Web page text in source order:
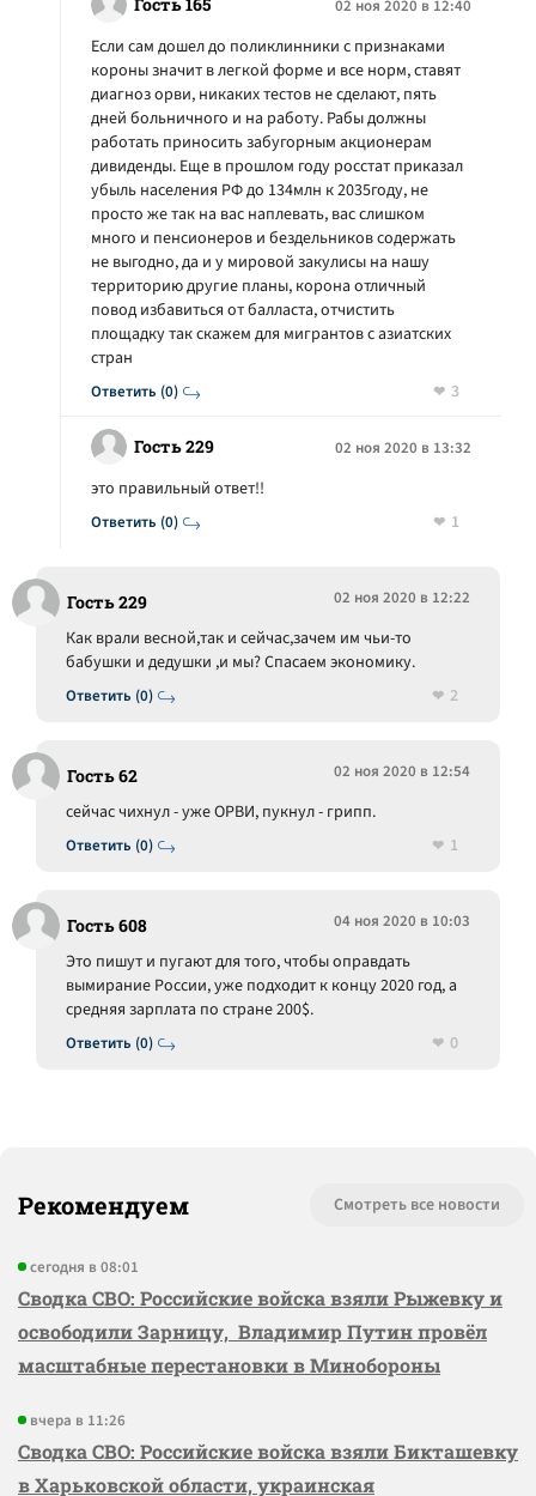
02 ноя 2020 в 12:40
Ответить (0)
Если сам дошел до поликлинники с признаками
короны значит в легкой форме и все норм, ставят
диагноз орви, никаких тестов не сделают, пять
дней больничного и на работу. Рабы должны
работать приносить забугорным акционерам
дивиденды. Еще в прошлом году росстат приказал
убыль населения РФ до 134млн к 2035году, не
просто же так на вас наплевать, вас слишком
много и пенсионеров и бездельников содержать
не выгодно, да и у мировой закулисы на нашу
территорию другие планы, корона отличный
повод избавиться от балласта, отчистить
площадку так скажем для мигрантов с азиатских
стран
3
Гость 229 02 ноя 2020 в 13:32
Ответить (0)
это правильный ответ!!
1
Гость 229 02 ноя 2020 в 12:22
Ответить (0)
Как врали весной,так и сейчас,зачем им чьи-то
бабушки и дедушки ,и мы? Спасаем экономику.
2
Гость 62 02 ноя 2020 в 12:54
Ответить (0)
сейчас чихнул - уже ОРВИ, пукнул - грипп.
1
Гость 608 04 ноя 2020 в 10:03
Ответить (0)
Это пишут и пугают для того, чтобы оправдать
вымирание России, уже подходит к концу 2020 год, а
средняя зарплата по стране 200$.
0
Рекомендуем Смотреть все новости
сегодня в 08:01
Сводка СВО: Российские войска взяли Рыжевку и
освободили Зарницу, Владимир Путин провёл
масштабные перестановки в Минобороны
вчера в 11:26
Сводка СВО: Российские войска взяли Бикташевку
в Харьковской области, украинская